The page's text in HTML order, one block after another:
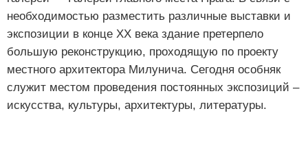
необходимостью разместить различные выставки и
экспозиции в конце ХХ века здание претерпело
большую реконструкцию, проходящую по проекту
местного архитектора Милунича. Сегодня особняк
служит местом проведения постоянных экспозиций –
искусства, культуры, архитектуры, литературы.